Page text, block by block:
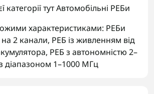
категорії тутАвтомобільні РЕБи
характеристиками: РЕБи
2 канали, РЕБ із живленням від
, РЕБ з автономністю 2–
діапазоном 1–1000 МГц